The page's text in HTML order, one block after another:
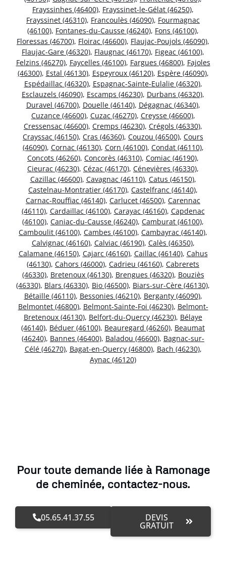
Frayssinhes (46400), Frayssinet-le-Gélat (46250),
Frayssinet (46310), Francoulès (46090), Fourmagnac
(46100), Fontanes-du-Causse (46240), Fons (46100),
Floressas (46700), Floirac (46600), Flaujac-Poujols (46090),
Flaujac-Gare (46320), Flaugnac (46170), Figeac (46100),
Felzins (46270), Faycelles (46100), Fargues (46800), Fajoles
(46300), Estal (46130), Espeyroux (46120), Espère (46090),
Espédaillac (46320), Espagnac-Sainte-Eulalie (46320),
Esclauzels (46090), Escamps (46230), Durbans (46320),
Duravel (46700), Douelle (46140), Dégagnac (46340),
Cuzance (46600), Cuzac (46270), Creysse (46600),
Cressensac (46600), Cremps (46230), Crégols (46330),
Crayssac (46150), Cras (46360), Couzou (46500), Cours
(46090), Cornac (46130), Corn (46100), Condat (46110),
Concots (46260), Concorès (46310), Comiac (46190),
Cieurac (46230), Cézac (46170), Cénevières (46330),
Cazillac (46600), Cavagnac (46110), Catus (46150),
Castelnau-Montratier (46170), Castelfranc (46140),
Carnac-Rouffiac (46140), Carlucet (46500), Carennac
(46110), Cardaillac (46100), Carayac (46160), Capdenac
(46100), Caniac-du-Causse (46240), Camburat (46100),
Camboulit (46100), Cambes (46100), Cambayrac (46140),
Calvignac (46160), Calviac (46190), Calès (46350),
Calamane (46150), Cajarc (46160), Caillac (46140), Cahus
(46130), Cahors (46000), Cadrieu (46160), Cabrerets
(46330), Bretenoux (46130), Brengues (46320), Bouziès
(46330), Blars (46330), Bio (46500), Biars-sur-Cère (46130),
Bétaille (46110), Bessonies (46210), Berganty (46090),
Belmontet (46800), Belmont-Sainte-Foi (46230), Belmont-
Bretenoux (46130), Belfort-du-Quercy (46230), Bélaye
(46140), Béduer (46100), Beauregard (46260), Beaumat
(46240), Bannes (46400), Baladou (46600), Bagnac-sur-
Célé (46270), Bagat-en-Quercy (46800), Bach (46230),
Aynac (46120)
Pour toute demande liée à Ramonage
de cheminée, contactez-nous.
05.65.41.37.55 DEVIS
GRATUIT